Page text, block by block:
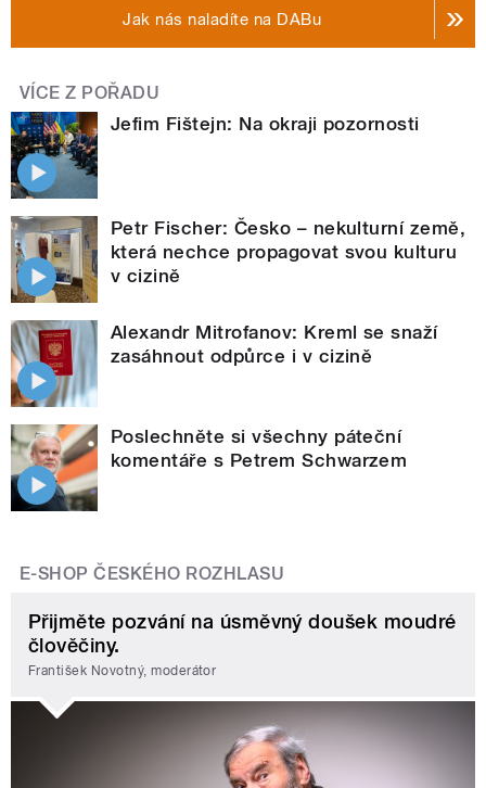
Jak nás naladíte na DABu
VÍCE Z POŘADU
Jefim Fištejn: Na okraji pozornosti
Petr Fischer: Česko – nekulturní země,
která nechce propagovat svou kulturu
v cizině
Alexandr Mitrofanov: Kreml se snaží
zasáhnout odpůrce i v cizině
Poslechněte si všechny páteční
komentáře s Petrem Schwarzem
E-SHOP ČESKÉHO ROZHLASU
Přijměte pozvání na úsměvný doušek moudré
člověčiny.
František Novotný, moderátor